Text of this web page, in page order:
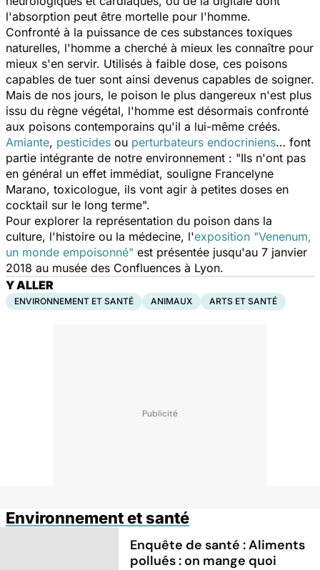
l'absorption peut être mortelle pour l'homme.
Confronté à la puissance de ces substances toxiques
naturelles, l'homme a cherché à mieux les connaître pour
mieux s'en servir. Utilisés à faible dose, ces poisons
capables de tuer sont ainsi devenus capables de soigner.
Mais de nos jours, le poison le plus dangereux n'est plus
issu du règne végétal, l'homme est désormais confronté
aux poisons contemporains qu'il a lui-même créés.
Amiante, pesticides ou perturbateurs endocriniens… font
partie intégrante de notre environnement : "Ils n'ont pas
en général un effet immédiat, souligne Francelyne
Marano, toxicologue, ils vont agir à petites doses en
cocktail sur le long terme".
Pour explorer la représentation du poison dans la
culture, l'histoire ou la médecine, l'exposition "Venenum,
un monde empoisonné" est présentée jusqu'au 7 janvier
2018 au musée des Confluences à Lyon.
Y ALLER
ENVIRONNEMENT ET SANTÉ ANIMAUX ARTS ET SANTÉ
Environnement et santé
Enquête de santé : Aliments
pollués : on mange quoi